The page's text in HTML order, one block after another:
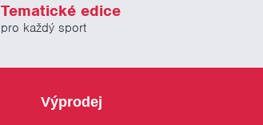
Tematické edice
pro každý sport
Výprodej